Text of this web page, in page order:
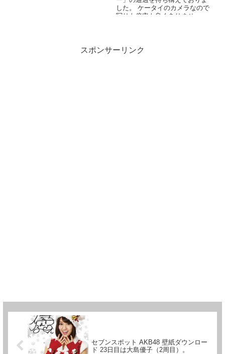
した。 ケータイのカメラなので
写りも倍率も良くありませ
スポンサーリンク
セブンスポット AKB48 壁紙ダウンロー
ド 23日目は大島優子（2周目）。